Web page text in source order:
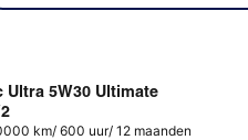
Ultra 5W30 Ultimate
km/ 600 uur/ 12 maanden